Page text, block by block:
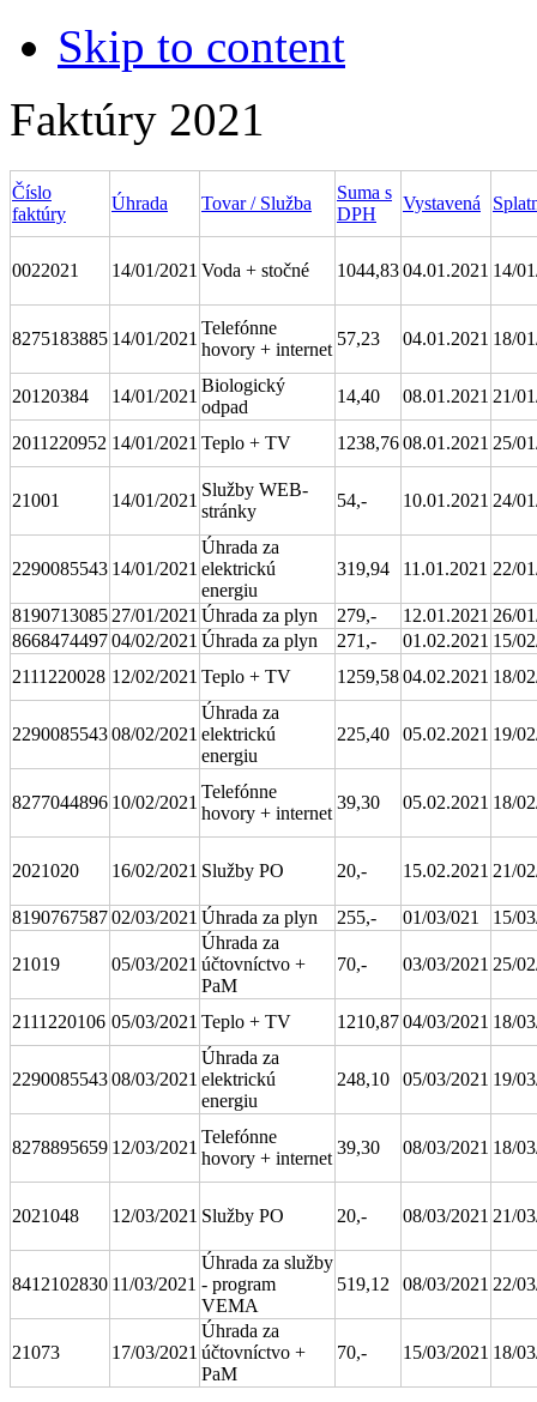
Skip to content
Faktúry 2021
Číslo
faktúry
Úhrada Tovar / Služba
Suma s
DPH
Vystavená
0022021 14/01/2021 Voda + stočné 1044,8304.01.2021 14/
8275183885 14/01/2021
Telefónne
hovory + internet
57,23 04.01.2021 18/
20120384 14/01/2021
Biologický
odpad
14,40 08.01.2021 21/
2011220952 14/01/2021 Teplo + TV 1238,7608.01.2021 25/
21001 14/01/2021
Služby WEB-
stránky
54,- 10.01.2021 24/
2290085543 14/01/2021
Úhrada za
elektrickú
energiu
319,94 11.01.2021 22/
8190713085 27/01/2021 Úhrada za plyn 279,- 12.01.2021 26/
866847449704/02/2021 Úhrada za plyn 271,- 01.02.2021 15/
2111220028 12/02/2021 Teplo + TV 1259,5804.02.2021 18/
229008554308/02/2021
Úhrada za
elektrickú
energiu
225,40 05.02.2021 19/
8277044896 10/02/2021
Telefónne
hovory + internet
39,30 05.02.2021 18/
2021020 16/02/2021 Služby PO 20,- 15.02.2021 21/
819076758702/03/2021 Úhrada za plyn 255,- 01/03/021 15/
21019 05/03/2021
Úhrada za
účtovníctvo +
PaM
70,- 03/03/2021 25/
2111220106 05/03/2021 Teplo + TV 1210,8704/03/2021 18/
229008554308/03/2021
Úhrada za
elektrickú
energiu
248,10 05/03/2021 19/
8278895659 12/03/2021
Telefónne
hovory + internet
39,30 08/03/2021 18/
2021048 12/03/2021 Služby PO 20,- 08/03/2021 21/
8412102830 11/03/2021
Úhrada za služby
- program
VEMA
519,12 08/03/2021 22/
21073 17/03/2021
Úhrada za
účtovníctvo +
PaM
70,- 15/03/2021 18/